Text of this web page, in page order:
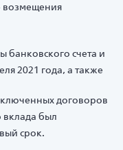
возмещения
банковского счета и
2021 года, а также
договоров
вклада был
срок.